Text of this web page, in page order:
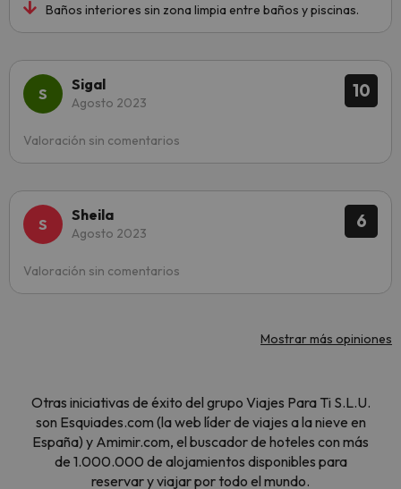
Baños interiores sin zona limpia entre baños y piscinas.
10
Sigal
Agosto 2023
Valoración sin comentarios
6
Sheila
Agosto 2023
Valoración sin comentarios
Mostrar más opiniones
Otras iniciativas de éxito del grupo Viajes Para Ti S.L.U.
son Esquiades.com (la web líder de viajes a la nieve en
España) y Amimir.com, el buscador de hoteles con más
de 1.000.000 de alojamientos disponibles para
reservar y viajar por todo el mundo.